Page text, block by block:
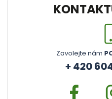
Zavolejte nám
+ 420